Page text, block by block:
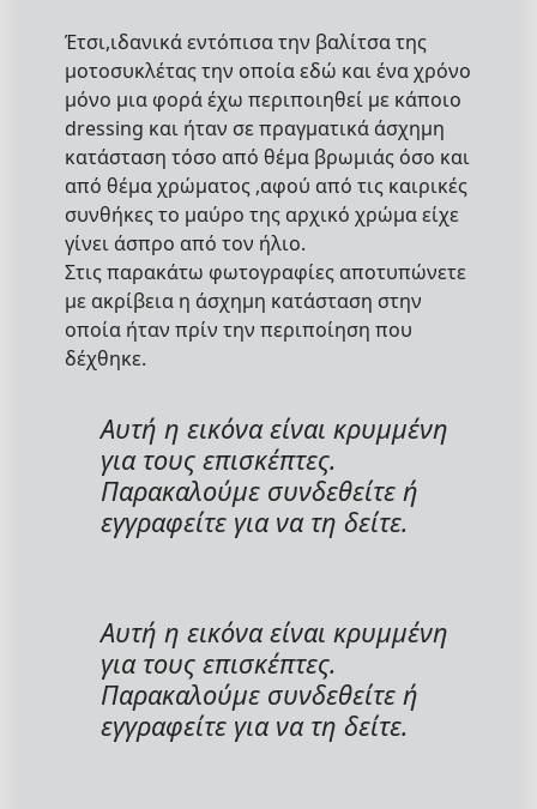
Έτσι,ιδανικά εντόπισα την βαλίτσα της
μοτοσυκλέτας την οποία εδώ και ένα χρόνο
μόνο μια φορά έχω περιποιηθεί με κάποιο
dressing και ήταν σε πραγματικά άσχημη
κατάσταση τόσο από θέμα βρωμιάς όσο και
από θέμα χρώματος ,αφού από τις καιρικές
συνθήκες το μαύρο της αρχικό χρώμα είχε
γίνει άσπρο από τον ήλιο.
Στις παρακάτω φωτογραφίες αποτυπώνετε
με ακρίβεια η άσχημη κατάσταση στην
οποία ήταν πρίν την περιποίηση που
δέχθηκε.
Αυτή η εικόνα είναι κρυμμένη
για τους επισκέπτες.
Παρακαλούμε συνδεθείτε ή
εγγραφείτε για να τη δείτε.
Αυτή η εικόνα είναι κρυμμένη
για τους επισκέπτες.
Παρακαλούμε συνδεθείτε ή
εγγραφείτε για να τη δείτε.